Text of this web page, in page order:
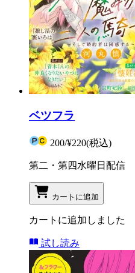
ベツフラ
200/¥220(税込)
第二・第四水曜日配信
カートに追加
カートに追加しました
試し読み